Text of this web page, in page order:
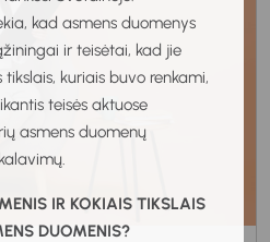
kad asmens duomenys
ir teisėtai, kad jie
kuriais buvo renkami,
teisės aktuose
asmens duomenų
IR KOKIAIS TIKSLAIS
DUOMENIS?